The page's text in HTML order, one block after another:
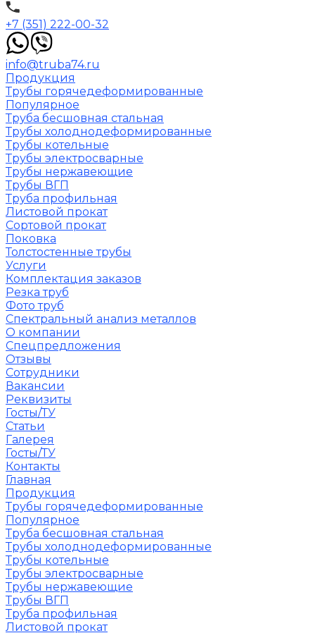
+7 (351) 222-00-32
info@truba74.ru
Продукция
Трубы горячедеформированные
Популярное
Труба бесшовная стальная
Трубы холоднодеформированные
Трубы котельные
Трубы электросварные
Трубы нержавеющие
Трубы ВГП
Труба профильная
Листовой прокат
Сортовой прокат
Поковка
Толстостенные трубы
Услуги
Комплектация заказов
Резка труб
Фото труб
Спектральный анализ металлов
О компании
Спецпредложения
Отзывы
Сотрудники
Вакансии
Реквизиты
Госты/ТУ
Статьи
Галерея
Госты/ТУ
Контакты
Главная
Продукция
Трубы горячедеформированные
Популярное
Труба бесшовная стальная
Трубы холоднодеформированные
Трубы котельные
Трубы электросварные
Трубы нержавеющие
Трубы ВГП
Труба профильная
Листовой прокат